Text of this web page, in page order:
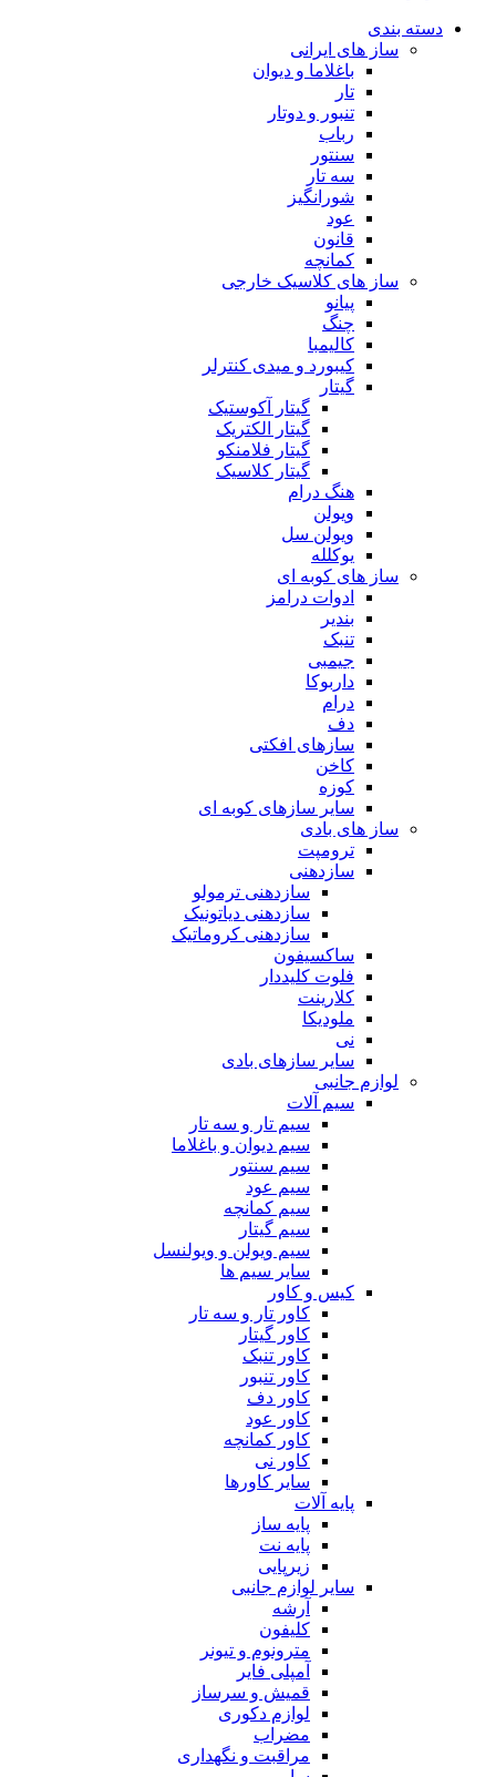
دسته بندی
ساز های ایرانی
باغلاما و دیوان
تار
تنبور و دوتار
رباب
سنتور
سه تار
شورانگیز
عود
قانون
کمانچه
ساز های کلاسیک خارجی
پیانو
چنگ
کالیمبا
کیبورد و میدی کنترلر
گیتار
گیتار آکوستیک
گیتار الکتریک
گیتار فلامنکو
گیتار کلاسیک
هنگ درام
ویولن
ویولن سل
یوکلله
ساز های کوبه ای
ادوات درامز
بندیر
تنبک
جیمبی
داربوکا
درام
دف
سازهای افکتی
کاخن
کوزه
سایر سازهای کوبه ای
ساز های بادی
ترومپت
سازدهنی
سازدهنی ترمولو
سازدهنی دیاتونیک
سازدهنی کروماتیک
ساکسیفون
فلوت کلیددار
کلارینت
ملودیکا
نی
سایر سازهای بادی
لوازم جانبی
سیم آلات
سیم تار و سه تار
سیم دیوان و باغلاما
سیم سنتور
سیم عود
سیم کمانچه
سیم گیتار
سیم ویولن و ویولنسل
سایر سیم ها
کیس و کاور
کاور تار و سه تار
کاور گیتار
کاور تنبک
کاور تنبور
کاور دف
کاور عود
کاور کمانچه
کاور نی
سایر کاورها
پایه آلات
پایه ساز
پایه نت
زیرپایی
سایر لوازم جانبی
آرشه
کلیفون
مترونوم و تیونر
آمپلی فایر
قمیش و سرساز
لوازم دکوری
مضراب
مراقبت و نگهداری